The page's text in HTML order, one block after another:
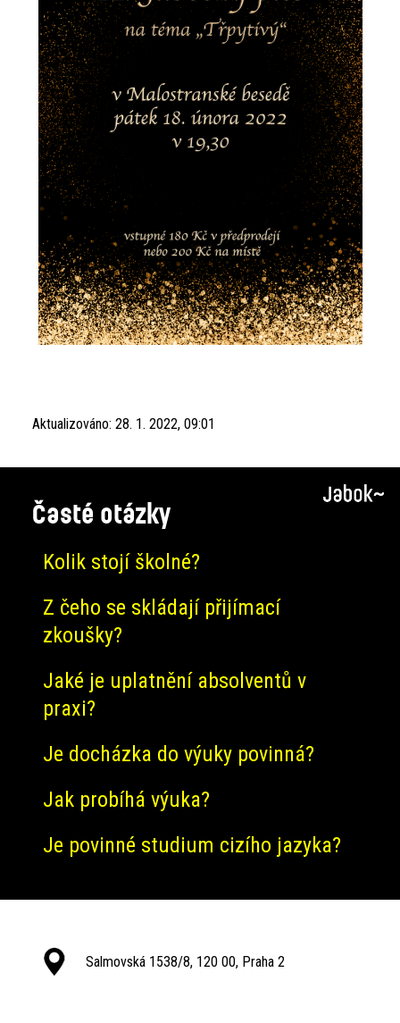
Aktualizováno: 28. 1. 2022, 09:01
Časté otázky
Kolik stojí školné?
Z čeho se skládají přijímací
zkoušky?
Jaké je uplatnění absolventů v
praxi?
Je docházka do výuky povinná?
Jak probíhá výuka?
Je povinné studium cizího jazyka?
Salmovská 1538/8, 120 00, Praha 2